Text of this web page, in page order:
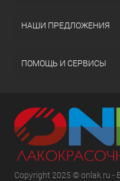
НАШИ ПРЕДЛОЖЕНИЯ
ПОМОЩЬ И СЕРВИСЫ
Copyright 2025 © onlak.ru